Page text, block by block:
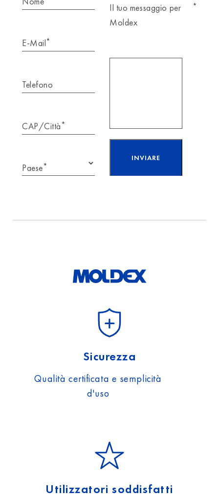
E-Mail*
Telefono
CAP/Città*
Paese*
Il tuo messaggio per
Moldex
*
Sicurezza
Qualità certificata e semplicità
d'uso
Utilizzatori soddisfatti